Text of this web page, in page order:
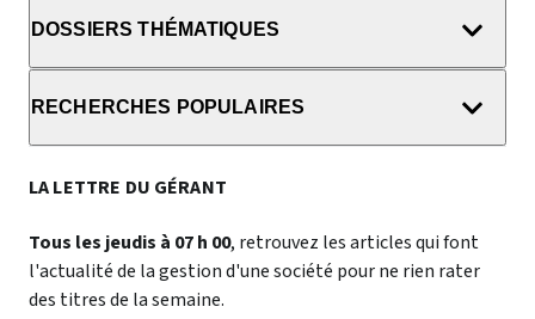
DOSSIERS THÉMATIQUES
RECHERCHES POPULAIRES
LA LETTRE DU GÉRANT
Tous les jeudis à 07 h 00, retrouvez les articles qui font
l'actualité de la gestion d'une société pour ne rien rater
des titres de la semaine.